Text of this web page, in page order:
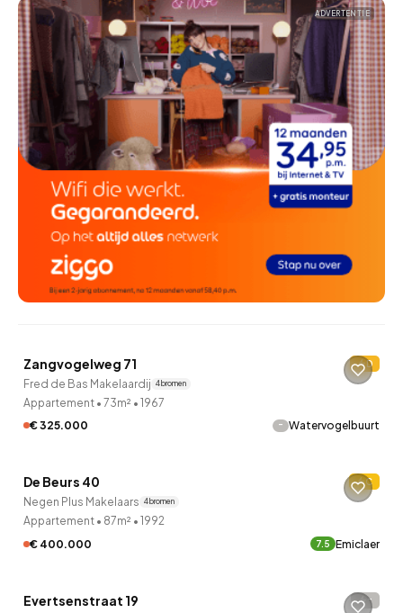
ADVERTENTIE
Zangvogelweg 71 D
Fred de Bas Makelaardij 4 bronnen
Appartement • 73m² • 1967
€ 325.000
- Watervogelbuurt
De Beurs 40 C
Negen Plus Makelaars 4 bronnen
Appartement • 87m² • 1992
€ 400.000
7.5 Emiclaer
Evertsenstraat 19 -